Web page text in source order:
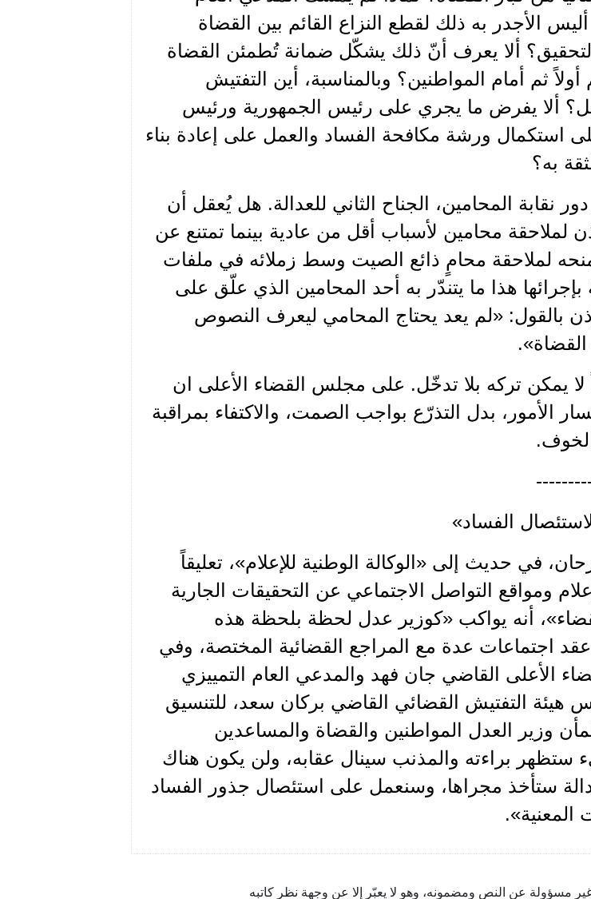
أليس الأجدر به ذلك لقطع النزاع القائم بين القضاة
ألا يعرف أنّ ذلك يشكّل ضمانة تُطمئن القضاة
أولاً ثم أمام المواطنين؟ وبالمناسبة، أين التفتيش
ألا يفرض ما يجري على رئيس الجمهورية ورئيس
على استكمال ورشة مكافحة الفساد والعمل على إعادة بناء
به؟
نقابة المحامين، الجناح الثاني للعدالة. هل يُعقل أن
لملاحقة محامين لأسباب أقل من عادية بينما تمتنع عن
منحه لملاحقة محامٍ ذائع الصيت وسط زملائه في ملفات
هذا ما يتندّر به أحد المحامين الذي علّق على
بالقول: «لم يعد يحتاج المحامي ليعرف النصوص
لا يمكن تركه بلا تدخّل. على مجلس القضاء الأعلى ان
الأمور، بدل التذرّع بواجب الصمت، والاكتفاء بمراقبة
الفساد»
في حديث إلى «الوكالة الوطنية للإعلام»، تعليقاً
ومواقع التواصل الاجتماعي عن التحقيقات الجارية
أنه يواكب «كوزير عدل لحظة بلحظة هذه
عقد اجتماعات عدة مع المراجع القضائية المختصة، وفي
الأعلى القاضي جان فهد والمدعي العام التمييزي
هيئة التفتيش القضائي القاضي بركان سعد، للتنسيق
وزير العدل المواطنين والقضاة والمساعدين
ستظهر براءته والمذنب سينال عقابه، ولن يكون هناك
ستأخذ مجراها، وسنعمل على استئصال جذور الفساد
المعنية».
مسؤولة عن النص ومضمونه، وهو لا يعبّر إلا عن وجهة نظر كاتبه